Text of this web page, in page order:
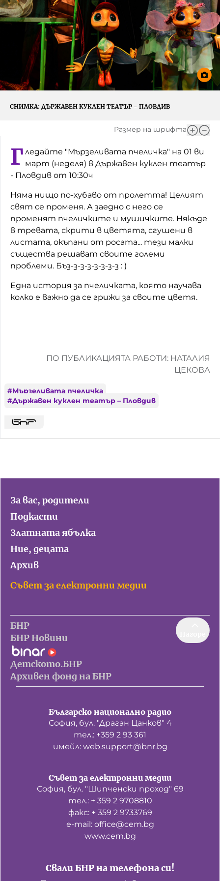
Фантазирай
Приказки
История на изкуството
Музикална кутийка
Къщата
Златната ябълка
Непознатите думи
Като Айнщайн
Домашен любимец
Питаме Ви
Игри
Кои сме ние?
За вас, родители
БНР
БНР Новини
Архивен фонд на БНР
СНИМКА: ДЪРЖАВЕН КУКЛЕН ТЕАТЪР - ПЛОВДИВ
Размер на шрифта
Г ледайте "Мързеливата пчеличка" на 01 ви
март (неделя) в Държавен куклен театър
- Пловдив от 10:30ч
Няма нищо по-хубаво от пролетта! Целият
свят се променя. А заедно с него се
променят пчеличките и мушичките. Някъде
в тревата, скрити в цветята, сгушени в
листата, окъпани от росата... тези малки
същества решават своите големи
проблеми. Бъз-з-з-з-з-з-з-з : )
Една история за пчеличката, която научава
колко е важно да се грижи за своите цветя.
ПО ПУБЛИКАЦИЯТА РАБОТИ: НАТАЛИЯ
ЦЕКОВА
#Мързеливата пчеличка
#Държавен куклен театър – Пловдив
За вас, родители
Подкасти
Златната ябълка
Ние, децата
Архив
Съвет за електронни медии
БНР
БНР Новини
Детското.БНР
Архивен фонд на БНР
Българско национално радио
София, бул. "Драган Цанков" 4
тел.: +359 2 93 361
имейл: web.support@bnr.bg
Свали БНР на телефона си!
Съвет за електронни медии
София, бул. "Шипченски проход" 69
тел.: + 359 2 9708810
факс: + 359 2 9733769
е-mail: office@cem.bg
www.cem.bg